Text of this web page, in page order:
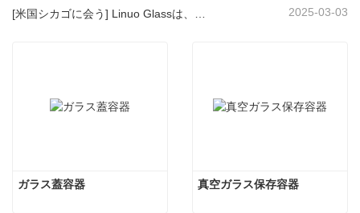
2025-03-03
ガラス蓋容器 真空ガラス保存容器